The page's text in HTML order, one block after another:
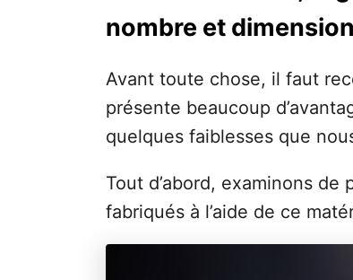
nombre et
Avant toute chose, il faut
présente beaucoup
quelques faiblesses que
Tout d’abord, examinons
fabriqués à l’aide de ce